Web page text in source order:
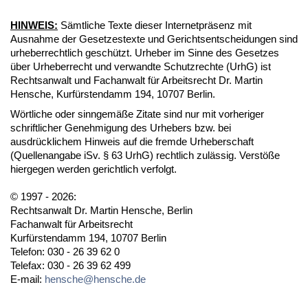
HINWEIS: Sämtliche Texte dieser Internetpräsenz mit
Ausnahme der Gesetzestexte und Gerichtsentscheidungen sind
urheberrechtlich geschützt. Urheber im Sinne des Gesetzes
über Urheberrecht und verwandte Schutzrechte (UrhG) ist
Rechtsanwalt und Fachanwalt für Arbeitsrecht Dr. Martin
Hensche, Kurfürstendamm 194, 10707 Berlin.
Wörtliche oder sinngemäße Zitate sind nur mit vorheriger
schriftlicher Genehmigung des Urhebers bzw. bei
ausdrücklichem Hinweis auf die fremde Urheberschaft
(Quellenangabe iSv. § 63 UrhG) rechtlich zulässig. Verstöße
hiergegen werden gerichtlich verfolgt.
© 1997 - 2026:
Rechtsanwalt Dr. Martin Hensche, Berlin
Fachanwalt für Arbeitsrecht
Kurfürstendamm 194, 10707 Berlin
Telefon: 030 - 26 39 62 0
Telefax: 030 - 26 39 62 499
E-mail: hensche@hensche.de